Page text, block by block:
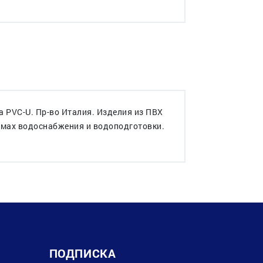
PVC-U. Пр-во Италия. Изделия из ПВХ
водоснабжения и водоподготовки.
ПОДПИСКА